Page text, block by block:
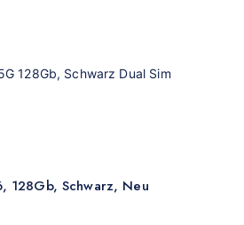
128Gb, Schwarz Dual Sim